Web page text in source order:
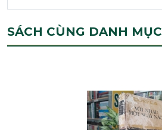
SÁCH CÙNG DANH MỤC